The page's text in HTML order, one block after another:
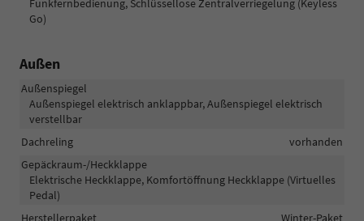
Funkfernbedienung, Schlüssellose Zentralverriegelung (Keyless
Go)
Außen
Außenspiegel
Außenspiegel elektrisch anklappbar, Außenspiegel elektrisch
verstellbar
Dachreling
vorhanden
Gepäckraum-/Heckklappe
Elektrische Heckklappe, Komfortöffnung Heckklappe (Virtuelles
Pedal)
Herstellerpaket
Winter-Paket